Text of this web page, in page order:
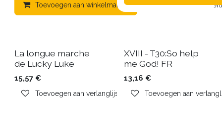
Toevoegen aan winkelmandje Toevoegen aan
La longue marche
de Lucky Luke
15,57 €
Toevoegen aan verlanglijst
XVIII - T30:So help
me God! FR
13,16 €
Toevoegen aan